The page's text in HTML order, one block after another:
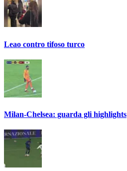
Leao contro tifoso turco
Milan-Chelsea: guarda gli highlights